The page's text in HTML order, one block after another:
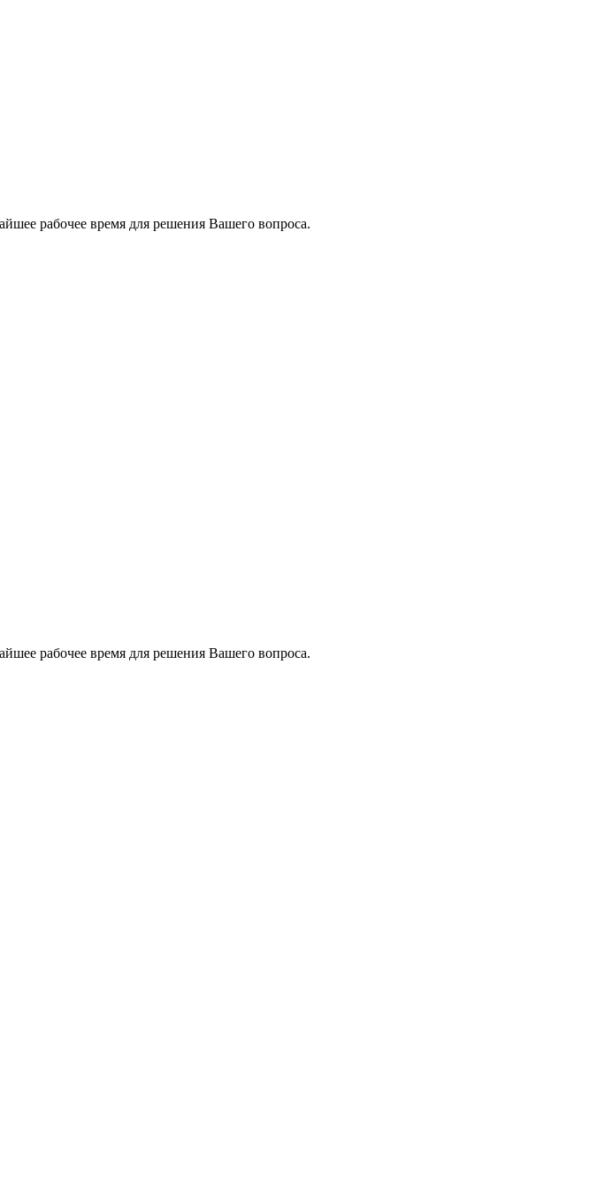
рабочее время для решения Вашего вопроса.
рабочее время для решения Вашего вопроса.